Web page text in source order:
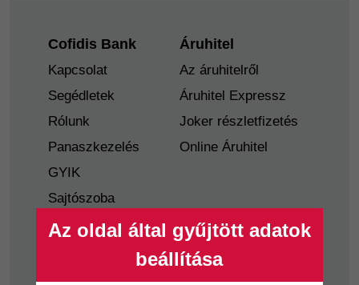
Az oldal által gyűjtött adatok
beállítása
Footer
Cofidis Bank
Kapcsolat
Segédletek
Rólunk
Panaszkezelés
GYIK
Sajtószoba
Nyilvánosságra
Visszaélés-bejelentés
Áruhitel
Az áruhitelről
Áruhitel Expressz
Joker részletfizetés
Online Áruhitel